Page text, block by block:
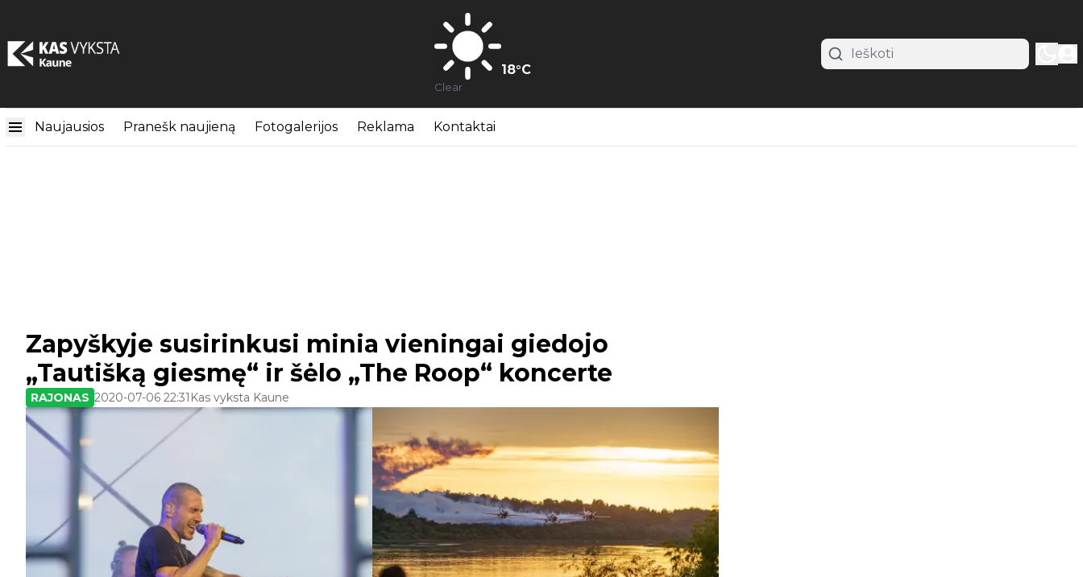
18°C
Clear
Naujausios Pranešk naujieną Fotogalerijos Reklama Kontaktai
Zapyškyje susirinkusi minia vieningai giedojo
„Tautišką giesmę“ ir šėlo „The Roop“ koncerte
RAJONAS 2020-07-06 22:31 Kas vyksta Kaune